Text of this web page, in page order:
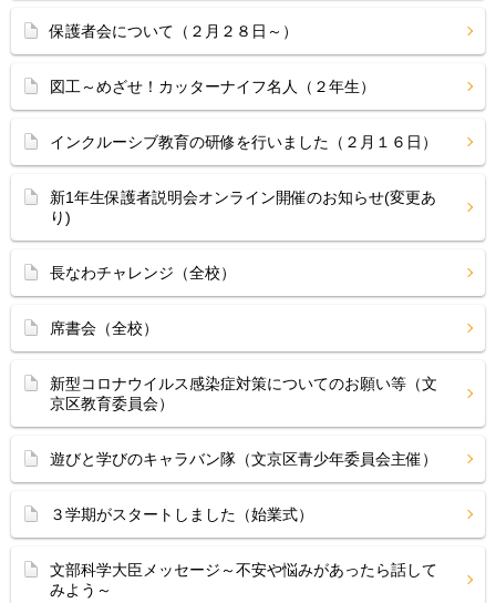
保護者会について（２月２８日～）
図工～めざせ！カッターナイフ名人（２年生）
インクルーシブ教育の研修を行いました（２月１６日）
新1年生保護者説明会オンライン開催のお知らせ(変更あ
り)
長なわチャレンジ（全校）
席書会（全校）
新型コロナウイルス感染症対策についてのお願い等（文
京区教育委員会）
遊びと学びのキャラバン隊（文京区青少年委員会主催）
３学期がスタートしました（始業式）
文部科学大臣メッセージ～不安や悩みがあったら話して
みよう～